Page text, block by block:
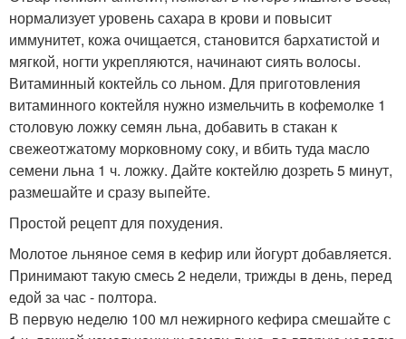
нормализует уровень сахара в крови и повысит
иммунитет, кожа очищается, становится бархатистой и
мягкой, ногти укрепляются, начинают сиять волосы.
Витаминный коктейль со льном. Для приготовления
витаминного коктейля нужно измельчить в кофемолке 1
столовую ложку семян льна, добавить в стакан к
свежеотжатому морковному соку, и вбить туда масло
семени льна 1 ч. ложку. Дайте коктейлю дозреть 5 минут,
размешайте и сразу выпейте.
Простой рецепт для похудения.
Молотое льняное семя в кефир или йогурт добавляется.
Принимают такую смесь 2 недели, трижды в день, перед
едой за час - полтора.
В первую неделю 100 мл нежирного кефира смешайте с